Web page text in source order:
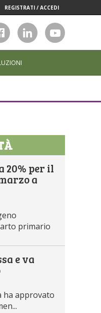
REGISTRATI / ACCEDI
20% per il
a
primario
e va
ha approvato